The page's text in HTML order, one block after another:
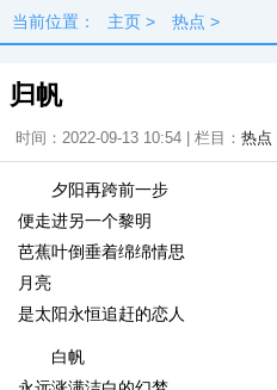
当前位置： 主页 > 热点 >
归帆
时间：2022-09-13 10:54 | 栏目： 热点
夕阳再跨前一步
便走进另一个黎明
芭蕉叶倒垂着绵绵情思
月亮
是太阳永恒追赶的恋人
白帆